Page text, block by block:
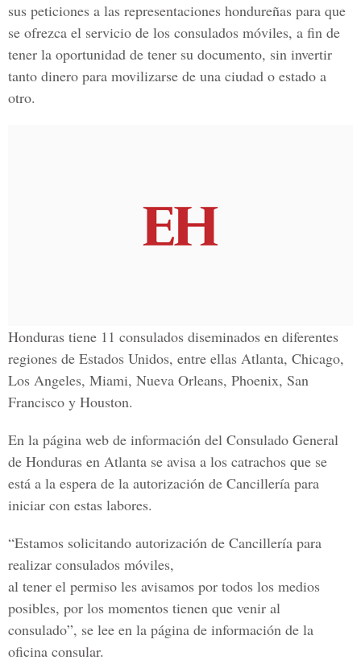
sus peticiones a las representaciones hondureñas para que
se ofrezca el servicio de los consulados móviles, a fin de
tener la oportunidad de tener su documento, sin invertir
tanto dinero para movilizarse de una ciudad o estado a
otro.
Honduras tiene 11 consulados diseminados en diferentes
regiones de Estados Unidos, entre ellas Atlanta, Chicago,
Los Angeles, Miami, Nueva Orleans, Phoenix, San
Francisco y Houston.
En la página web de información del Consulado General
de Honduras en Atlanta se avisa a los catrachos que se
está a la espera de la autorización de Cancillería para
iniciar con estas labores.
“Estamos solicitando autorización de Cancillería para
realizar consulados móviles,
al tener el permiso les avisamos por todos los medios
posibles, por los momentos tienen que venir al
consulado”, se lee en la página de información de la
oficina consular.